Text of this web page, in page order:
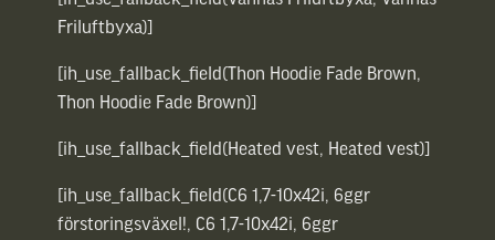
Friluftbyxa)]
[ih_use_fallback_field(Thon Hoodie Fade Brown,
Thon Hoodie Fade Brown)]
[ih_use_fallback_field(Heated vest, Heated vest)]
[ih_use_fallback_field(C6 1,7-10x42i, 6ggr
förstoringsväxel!, C6 1,7-10x42i, 6ggr